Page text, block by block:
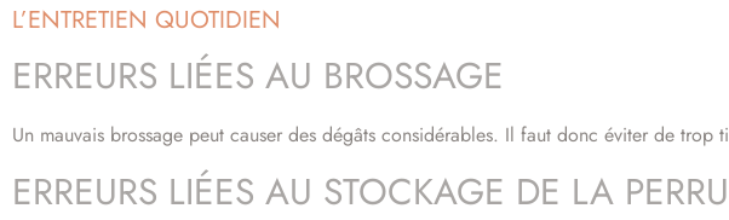
L’ENTRETIEN QUOTIDIEN
ERREURS LIÉES AU BROSSAGE
Un mauvais brossage peut causer des dégâts considérables. Il faut donc éviter de
ERREURS LIÉES AU STOCKAGE DE LA